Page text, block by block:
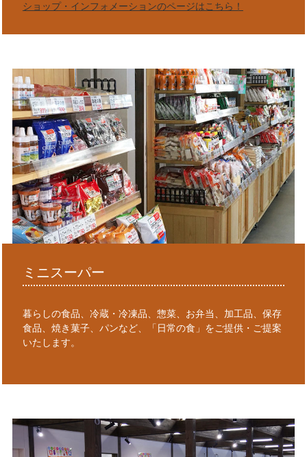
ショップ・インフォメーションのページはこちら！
ミニスーパー
暮らしの食品、冷蔵・冷凍品、惣菜、お弁当、加工品、保存
食品、焼き菓子、パンなど、「日常の食」をご提供・ご提案
いたします。